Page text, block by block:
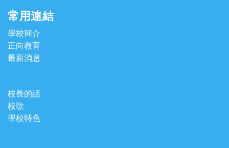
常用連結
學校簡介
正向教育
最新消息
校長的話
校歌
學校特色